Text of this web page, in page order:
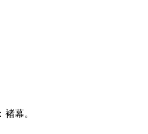
褚幕。